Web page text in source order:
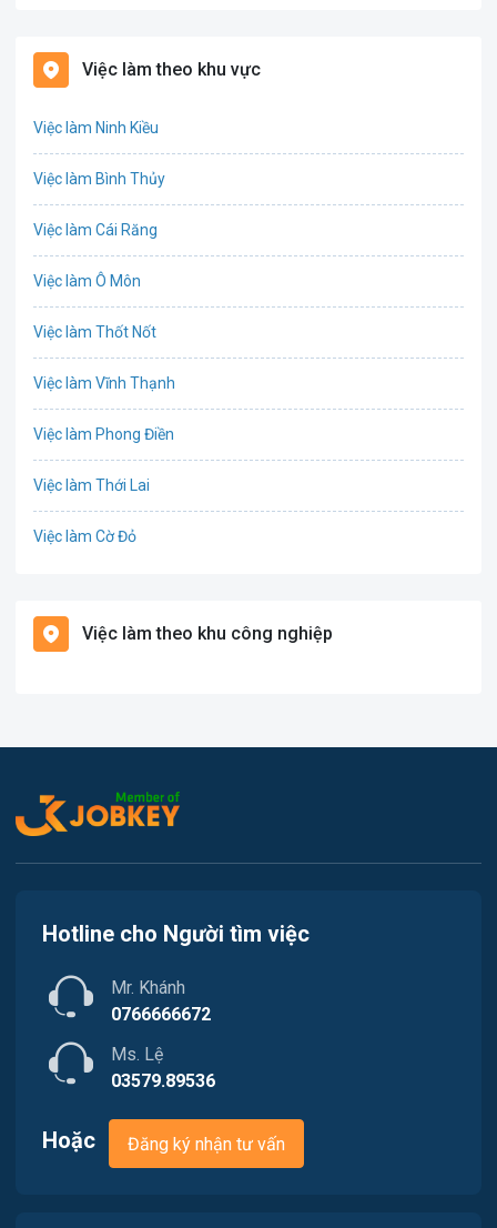
Biên phiên dịch
Văn Phòng
Lao Động Phổ Thông
Nhà hàng / Khách sạn
Nhân sự
Việc làm theo khu vực
Việc làm Ninh Kiều
Việc làm Bình Thủy
Việc làm Cái Răng
Việc làm Ô Môn
Việc làm Thốt Nốt
Việc làm Vĩnh Thạnh
Việc làm Phong Điền
Việc làm Thới Lai
Việc làm Cờ Đỏ
Việc làm Cái Khế
Việc làm Thới An Đông
Việc làm Phước Thới
Việc làm Thới Long
Việc làm Trung Nhất
Việc làm Vị Thanh
Việc làm theo khu công nghiệp
Hotline cho Người tìm việc
Mr. Khánh
0766666672
Ms. Lệ
03579.89536
Hoặc Đăng ký nhận tư vấn